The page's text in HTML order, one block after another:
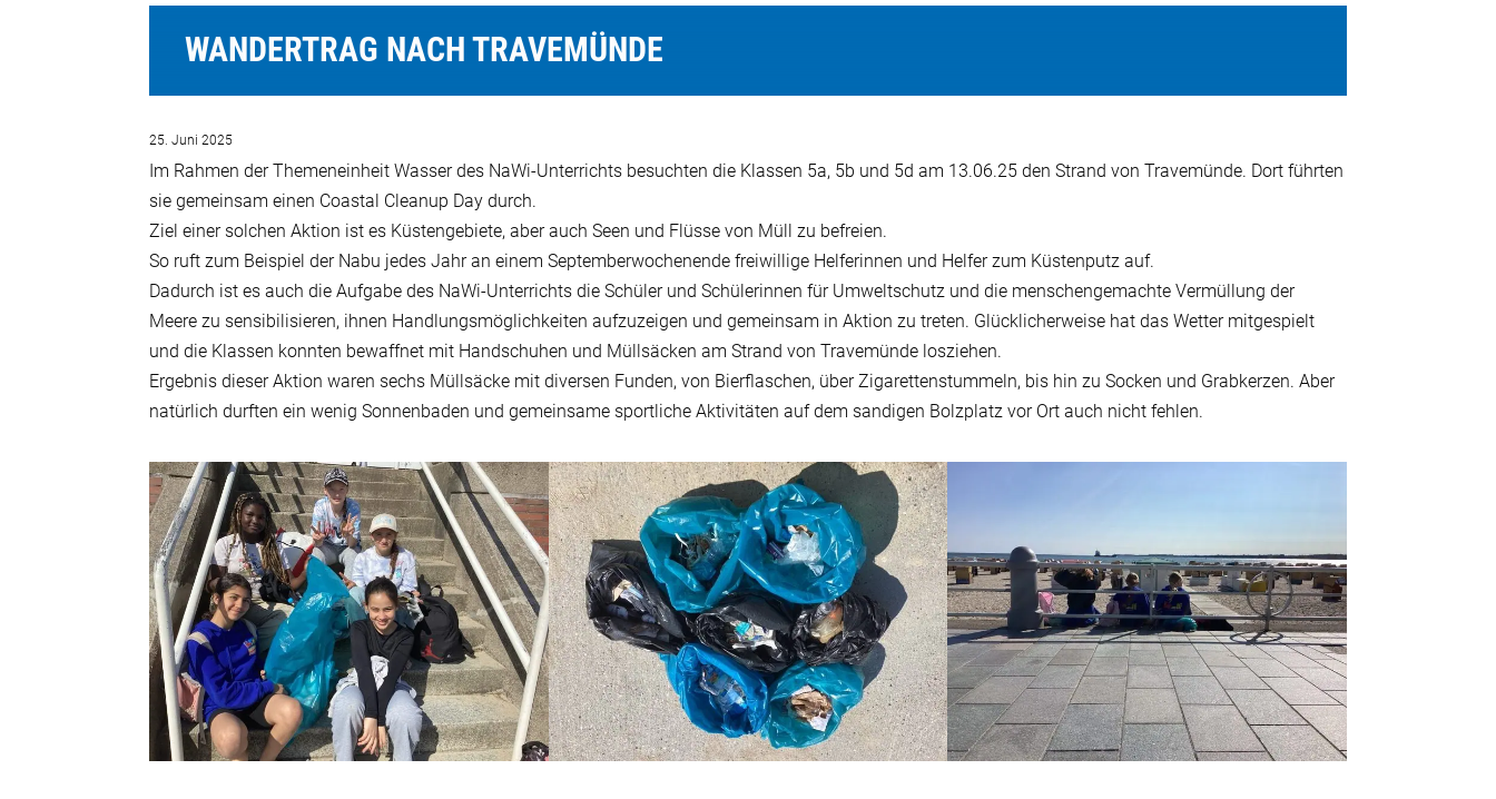
WANDERTRAG NACH TRAVEMÜNDE
25. Juni 2025
Im Rahmen der Themeneinheit Wasser des NaWi-Unterrichts besuchten die Klassen 5a, 5b und 5d am 13.06.25 den Strand von Travemünde. Dort führten
sie gemeinsam einen Coastal Cleanup Day durch.
Ziel einer solchen Aktion ist es Küstengebiete, aber auch Seen und Flüsse von Müll zu befreien.
So ruft zum Beispiel der Nabu jedes Jahr an einem Septemberwochenende freiwillige Helferinnen und Helfer zum Küstenputz auf.
Dadurch ist es auch die Aufgabe des NaWi-Unterrichts die Schüler und Schülerinnen für Umweltschutz und die menschengemachte Vermüllung der
Meere zu sensibilisieren, ihnen Handlungsmöglichkeiten aufzuzeigen und gemeinsam in Aktion zu treten. Glücklicherweise hat das Wetter mitgespielt
und die Klassen konnten bewaffnet mit Handschuhen und Müllsäcken am Strand von Travemünde losziehen.
Ergebnis dieser Aktion waren sechs Müllsäcke mit diversen Funden, von Bierflaschen, über Zigarettenstummeln, bis hin zu Socken und Grabkerzen. Aber
natürlich durften ein wenig Sonnenbaden und gemeinsame sportliche Aktivitäten auf dem sandigen Bolzplatz vor Ort auch nicht fehlen.